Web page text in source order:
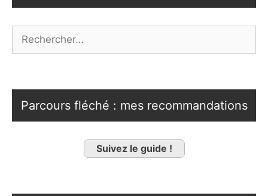
Parcours fléché : mes recommandations
Suivez le guide !